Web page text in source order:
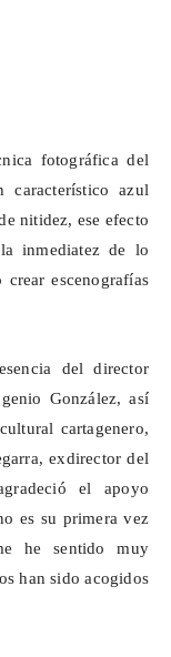
fotográfica del
azul
nitidez, ese efecto
inmediatez de lo
escenografías
del director
González, así
cartagenero,
exdirector del
el apoyo
es su primera vez
he sentido muy
han sido acogidos